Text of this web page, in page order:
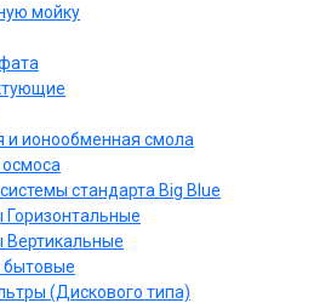
мойку
и ионообменная смола
стандарта Big Blue
Горизонтальные
Вертикальные
(Дискового типа)